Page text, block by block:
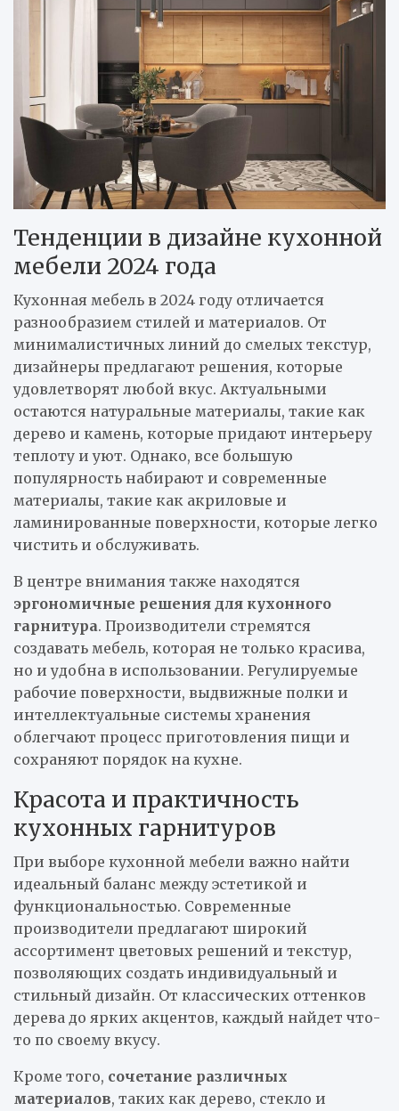
Тенденции в дизайне кухонной
мебели 2024 года
Кухонная мебель в 2024 году отличается
разнообразием стилей и материалов. От
минималистичных линий до смелых текстур,
дизайнеры предлагают решения, которые
удовлетворят любой вкус. Актуальными
остаются натуральные материалы, такие как
дерево и камень, которые придают интерьеру
теплоту и уют. Однако, все большую
популярность набирают и современные
материалы, такие как акриловые и
ламинированные поверхности, которые легко
чистить и обслуживать.
В центре внимания также находятся
эргономичные решения для кухонного
гарнитура. Производители стремятся
создавать мебель, которая не только красива,
но и удобна в использовании. Регулируемые
рабочие поверхности, выдвижные полки и
интеллектуальные системы хранения
облегчают процесс приготовления пищи и
сохраняют порядок на кухне.
Красота и практичность
кухонных гарнитуров
При выборе кухонной мебели важно найти
идеальный баланс между эстетикой и
функциональностью. Современные
производители предлагают широкий
ассортимент цветовых решений и текстур,
позволяющих создать индивидуальный и
стильный дизайн. От классических оттенков
дерева до ярких акцентов, каждый найдет что-
то по своему вкусу.
Кроме того, сочетание различных
материалов, таких как дерево, стекло и